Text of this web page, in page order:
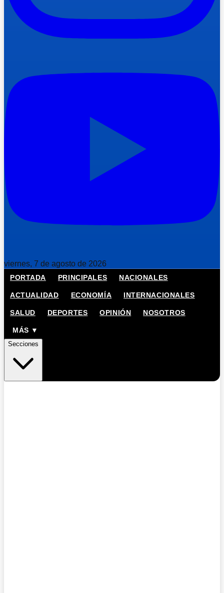
viernes, 7 de agosto de 2026
PORTADA PRINCIPALES NACIONALES
ACTUALIDAD ECONOMÍA INTERNACIONALES
SALUD DEPORTES OPINIÓN NOSOTROS
MÁS ▼
Secciones